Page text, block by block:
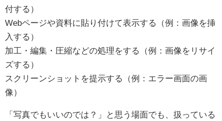
付する）
Webページや資料に貼り付けて表示する（例：画像を挿
入する）
加工・編集・圧縮などの処理をする（例：画像をリサイ
ズする）
スクリーンショットを提示する（例：エラー画面の画
像）
「写真でもいいのでは？」と思う場面でも、扱っている